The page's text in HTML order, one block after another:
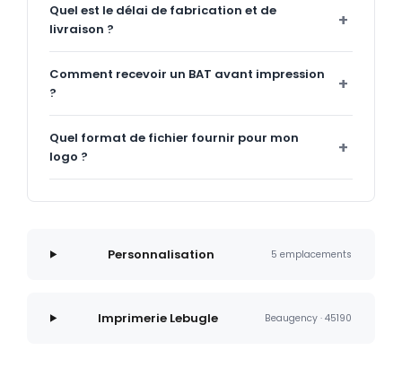
Quel est le délai de fabrication et de
livraison ?
Comment recevoir un BAT avant impression
?
Quel format de fichier fournir pour mon
logo ?
Personnalisation 5 emplacements
Imprimerie Lebugle Beaugency · 45190